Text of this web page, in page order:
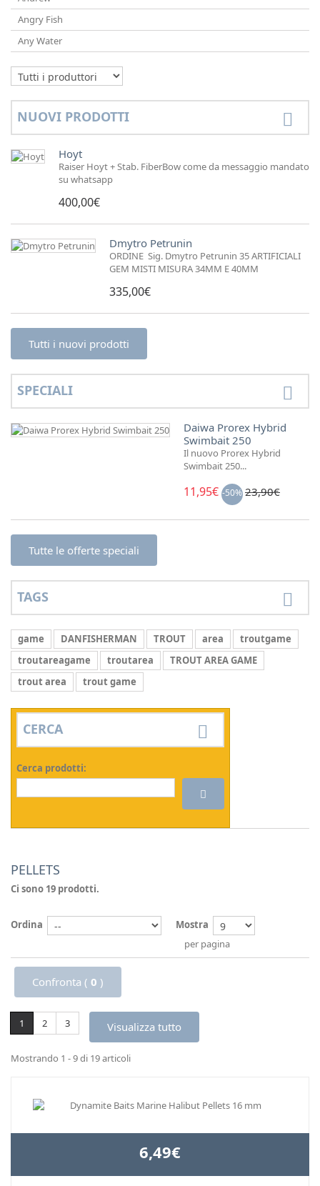
Angry Fish
Any Water
NUOVI PRODOTTI
Hoyt
Raiser Hoyt + Stab. FiberBow come da messaggio mandato
su whatsapp
400,00€
Dmytro Petrunin
ORDINE Sig. Dmytro Petrunin 35 ARTIFICIALI
GEM MISTI MISURA 34MM E 40MM
335,00€
Tutti i nuovi prodotti
SPECIALI
Daiwa Prorex Hybrid
Swimbait 250
Il nuovo Prorex Hybrid
Swimbait 250...
11,95€ -50% 23,90€
Tutte le offerte speciali
TAGS
game DANFISHERMAN TROUT area
troutgame
troutareagame
troutarea
TROUT AREA GAME
trout area
trout game
CERCA
Cerca prodotti:
PELLETS
Ci sono 19 prodotti.
Ordina
Mostra
per pagina
Confronta ( 0 )
Visualizza tutto
1 2 3
Mostrando 1 - 9 di 19 articoli
6,49€